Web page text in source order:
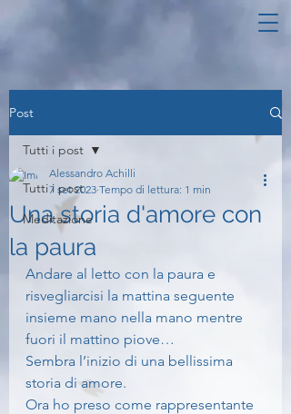
Post
Tutti i post
Meditazione
Tutti i post
Una storia d'amore con
la paura
Alessandro Achilli
7 set 2023 Tempo di lettura: 1 min
Andare al letto con la paura e
risvegliarcisi la mattina seguente
insieme mano nella mano mentre
fuori il mattino piove…
Sembra l’inizio di una bellissima
storia di amore.
Ora ho preso come rappresentante